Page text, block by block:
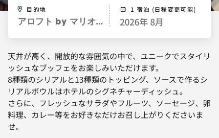
目的地
アロフト by マリオット大阪梅田
1 宿泊 (日程変更可能)
2026年 8月
天井が高く、開放的な雰囲気の中で、ユニークでスタイリ
ッシュなブッフェをお楽しみいただけます。
8種類のシリアルと13種類のトッピング、ソースで作るシ
リアルボウルはホテルのシグネチャーディッシュ。
さらに、フレッシュなサラダやフルーツ、ソーセージ、卵
料理、カレー等をお好きなだけお召し上がりくださいま
せ。